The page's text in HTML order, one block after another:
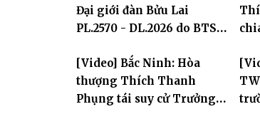
Đại giới đàn Bửu Lai
PL.2570 - DL.2026 do BTS
chức
[Video] Bắc Ninh: Hòa
thượng Thích Thanh
Phụng tái suy cử Trưởng